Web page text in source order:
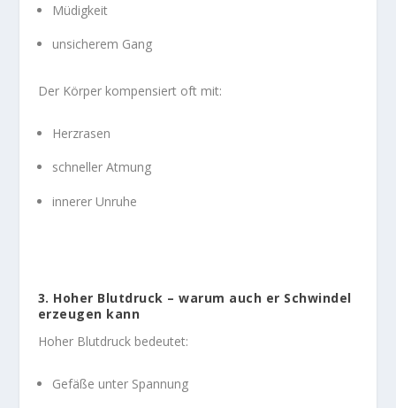
Müdigkeit
unsicherem Gang
Der Körper kompensiert oft mit:
Herzrasen
schneller Atmung
innerer Unruhe
3. Hoher Blutdruck – warum auch er Schwindel
erzeugen kann
Hoher Blutdruck bedeutet:
Gefäße unter Spannung